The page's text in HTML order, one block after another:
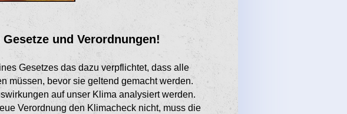
und Verordnungen!
Gesetzes das dazu verpflichtet, dass alle
müssen, bevor sie geltend gemacht werden.
auf unser Klima analysiert werden.
Verordnung den Klimacheck nicht, muss die